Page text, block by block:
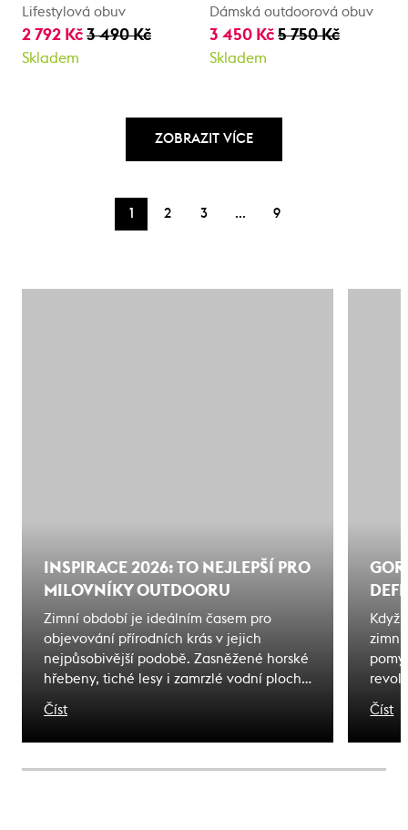
Lifestylová obuv
2 792 Kč 3 490 Kč
Skladem
Dámská outdoorová obuv
3 450 Kč 5 750 Kč
Skladem
ZOBRAZIT VÍCE
1 2 3 … 9
INSPIRACE 2026: TO NEJLEPŠÍ PRO
MILOVNÍKY OUTDOORU
Zimní období je ideálním časem pro
objevování přírodních krás v jejich
nejpůsobivější podobě. Zasněžené horské
hřebeny, tiché lesy i zamrzlé vodní plochy
nabízejí jedinečné zážitky těm, kteří jsou
vybaveni kvalitním outdoorovým
vybavením. V Endorphin Republic jsme
Číst
Když
zimní
Číst